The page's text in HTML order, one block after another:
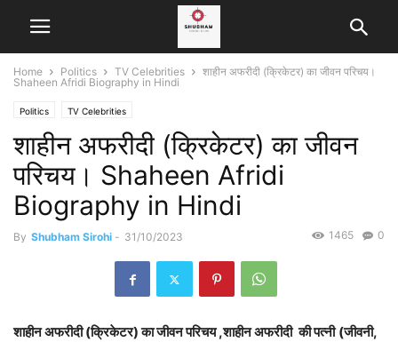
Home Politics TV Celebrities
शाहीन अफरीदी (क्रिकेटर) का जीवन परिचय।
Shaheen Afridi Biography in Hindi
Politics TV Celebrities
शाहीन अफरीदी (क्रिकेटर) का जीवन
परिचय। Shaheen Afridi
Biography in Hindi
By Shubham Sirohi - 31/10/2023 0
1465
शाहीन अफरीदी (क्रिकेटर) का जीवन परिचय ,शाहीन अफरीदी की पत्नी (जीवनी,